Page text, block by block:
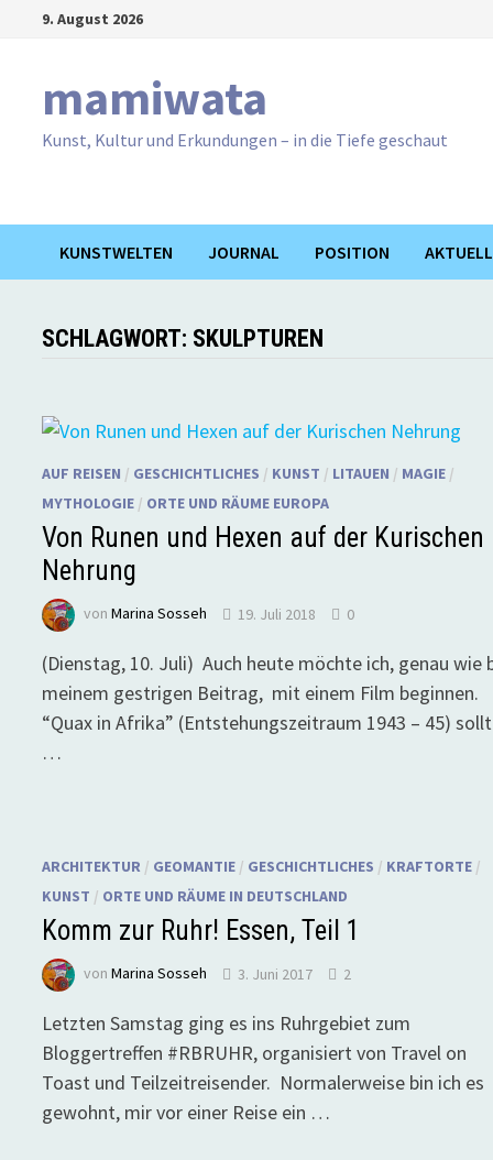
9. August 2026
mamiwata
Kunst, Kultur und Erkundungen – in die Tiefe geschaut
KUNSTWELTEN JOURNAL POSITION
SCHLAGWORT: SKULPTUREN
AUF REISEN / GESCHICHTLICHES / KUNST / LITAUEN / MAGIE /
MYTHOLOGIE / ORTE UND RÄUME EUROPA
Von Runen und Hexen auf der Kurischen
Nehrung
vonMarina Sosseh 19. Juli 2018 0
(Dienstag, 10. Juli) Auch heute möchte ich, genau wie
meinem gestrigen Beitrag, mit einem Film beginnen.
“Quax in Afrika” (Entstehungszeitraum 1943 – 45)
…
ARCHITEKTUR / GEOMANTIE / GESCHICHTLICHES / KRAFTORTE /
KUNST / ORTE UND RÄUME IN DEUTSCHLAND
Komm zur Ruhr! Essen, Teil 1
vonMarina Sosseh 3. Juni 2017 2
Letzten Samstag ging es ins Ruhrgebiet zum
Bloggertreffen #RBRUHR, organisiert von Travel on
Toast und Teilzeitreisender. Normalerweise bin ich es
gewohnt, mir vor einer Reise ein …